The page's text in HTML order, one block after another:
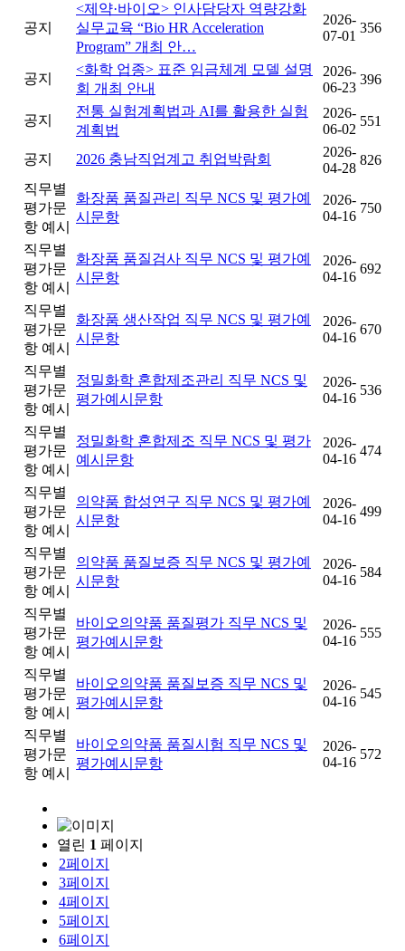
공지
<제약·바이오> 인사담당자 역량강화
실무교육 “Bio HR Acceleration
Program” 개최 안…
2026-
07-01
356
공지
<화학 업종> 표준 임금체계 모델 설명
회 개최 안내
2026-
06-23
396
공지
전통 실험계획법과 AI를 활용한 실험
계획법
2026-
06-02
551
공지 2026 충남직업계고 취업박람회
2026-
04-28
826
직무별
평가문
항 예시
화장품 품질관리 직무 NCS 및 평가예
시문항
2026-
04-16
750
직무별
평가문
항 예시
화장품 품질검사 직무 NCS 및 평가예
시문항
2026-
04-16
692
직무별
평가문
항 예시
화장품 생산작업 직무 NCS 및 평가예
시문항
2026-
04-16
670
직무별
평가문
항 예시
정밀화학 혼합제조관리 직무 NCS 및
평가예시문항
2026-
04-16
536
직무별
평가문
항 예시
정밀화학 혼합제조 직무 NCS 및 평가
예시문항
2026-
04-16
474
직무별
평가문
항 예시
의약품 합성연구 직무 NCS 및 평가예
시문항
2026-
04-16
499
직무별
평가문
항 예시
의약품 품질보증 직무 NCS 및 평가예
시문항
2026-
04-16
584
직무별
평가문
항 예시
바이오의약품 품질평가 직무 NCS 및
평가예시문항
2026-
04-16
555
직무별
평가문
항 예시
바이오의약품 품질보증 직무 NCS 및
평가예시문항
2026-
04-16
545
직무별
평가문
항 예시
바이오의약품 품질시험 직무 NCS 및
평가예시문항
2026-
04-16
572
열린 1 페이지
2페이지
3페이지
4페이지
5페이지
6페이지